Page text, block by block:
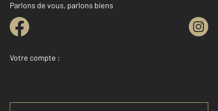
Parlons de vous, parlons biens
Votre compte :
Accéder à mon compte